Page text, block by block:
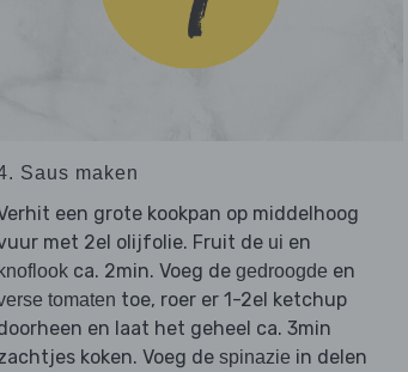
Saus maken
een grote kookpan op middelhoog
met 2el olijfolie. Fruit de ui en
knoflook ca. 2min. Voeg de gedroogde en
tomaten toe, roer er 1-2el ketchup
en laat het geheel ca. 3min
koken. Voeg de spinazie in delen